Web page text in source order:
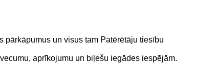
un visus tam Patērētāju tiesību
aprīkojumu un biļešu iegādes iespējām.